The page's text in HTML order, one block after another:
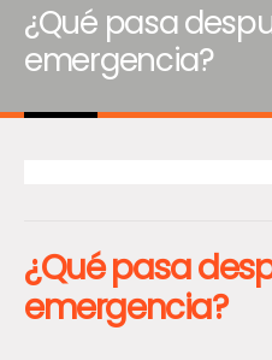
¿Qué pasa
emergencia?
¿Qué pasa
emergencia?